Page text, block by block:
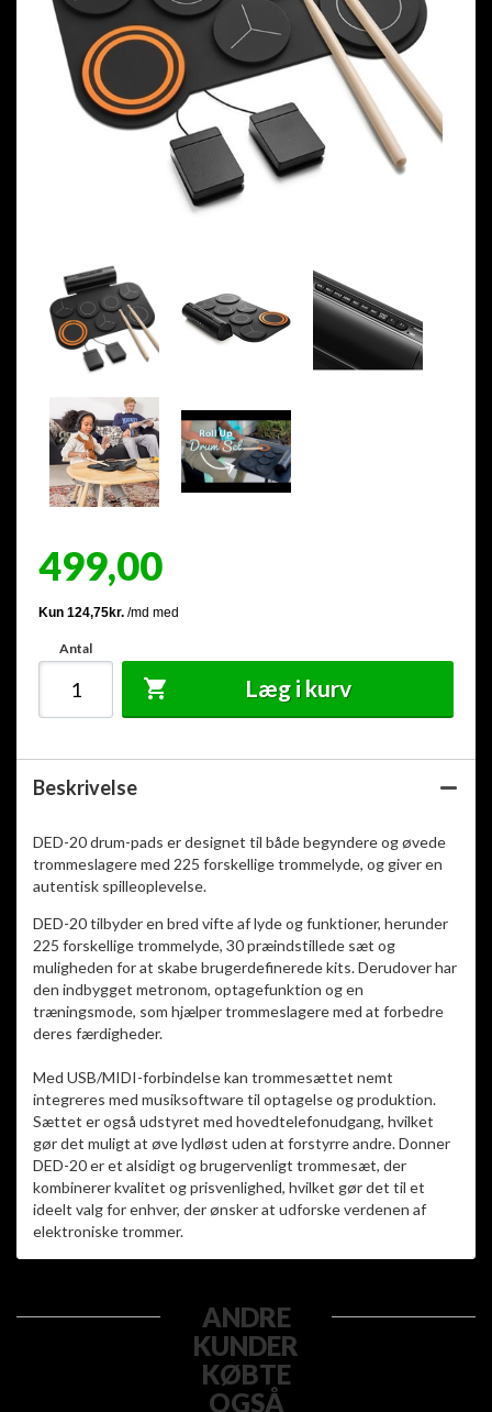
499,00
Antal
Læg i kurv
Beskrivelse
DED-20 drum-pads er designet til både begyndere og øvede
trommeslagere med 225 forskellige trommelyde, og giver en
autentisk spilleoplevelse.
DED-20 tilbyder en bred vifte af lyde og funktioner, herunder
225 forskellige trommelyde, 30 præindstillede sæt og
muligheden for at skabe brugerdefinerede kits. Derudover har
den indbygget metronom, optagefunktion og en
træningsmode, som hjælper trommeslagere med at forbedre
deres færdigheder.
Med USB/MIDI-forbindelse kan trommesættet nemt
integreres med musiksoftware til optagelse og produktion.
Sættet er også udstyret med hovedtelefonudgang, hvilket
gør det muligt at øve lydløst uden at forstyrre andre. Donner
DED-20 er et alsidigt og brugervenligt trommesæt, der
kombinerer kvalitet og prisvenlighed, hvilket gør det til et
ideelt valg for enhver, der ønsker at udforske verdenen af
elektroniske trommer.
ANDRE
KUNDER
KØBTE
OGSÅ